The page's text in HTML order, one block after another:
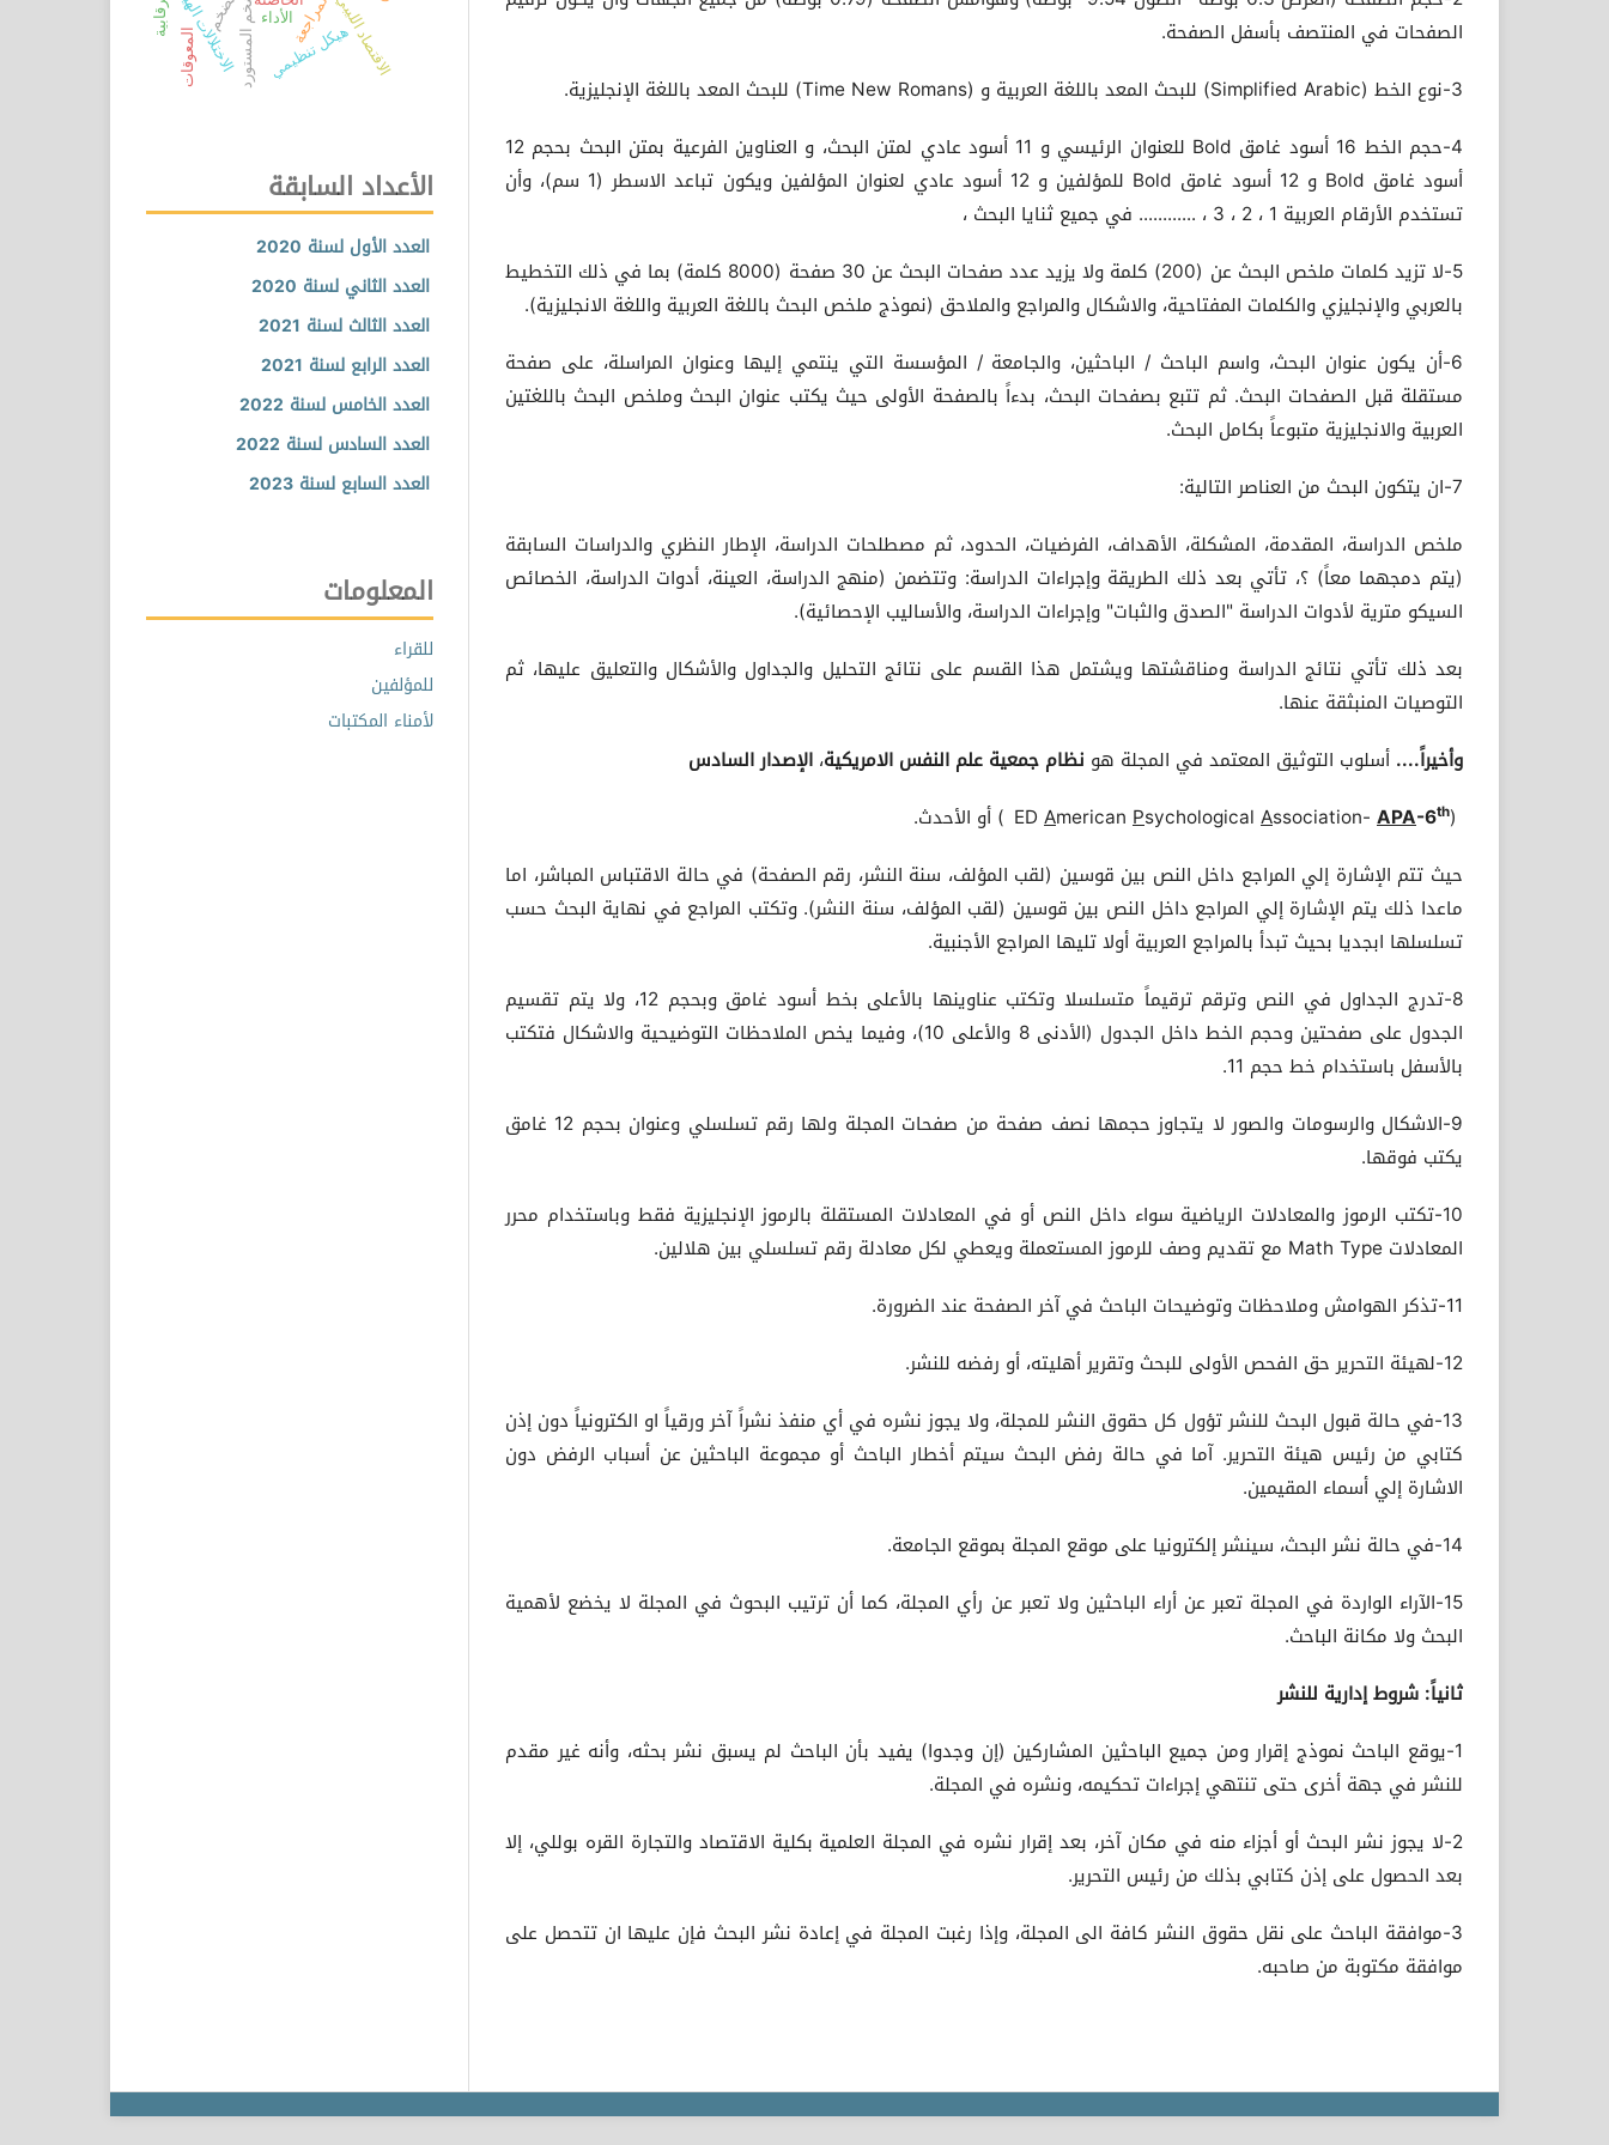
الصفحات في المنتصف بأسفل الصفحة.
3-نوع الخط (Simplified Arabic) للبحث المعد باللغة العربية و (Time New Romans) للبحث المعد باللغة الإنجليزية.
4-حجم الخط 16 أسود غامق Bold للعنوان الرئيسي و 11 أسود عادي لمتن البحث، و العناوين الفرعية بمتن البحث بحجم 12
أسود غامق Bold و 12 أسود غامق Bold للمؤلفين و 12 أسود عادي لعنوان المؤلفين ويكون تباعد الاسطر (1 سم)، وأن
تستخدم الأرقام العربية 1 ، 2 ، 3 ، ............ في جميع ثنايا البحث ،
5-لا تزيد كلمات ملخص البحث عن (200) كلمة ولا يزيد عدد صفحات البحث عن 30 صفحة (8000 كلمة) بما في ذلك التخطيط
بالعربي والإنجليزي والكلمات المفتاحية، والاشكال والمراجع والملاحق (نموذج ملخص البحث باللغة العربية واللغة الانجليزية).
6-أن يكون عنوان البحث، واسم الباحث / الباحثين، والجامعة / المؤسسة التي ينتمي إليها وعنوان المراسلة، على صفحة
مستقلة قبل الصفحات البحث. ثم تتبع بصفحات البحث، بدءاً بالصفحة الأولى حيث يكتب عنوان البحث وملخص البحث باللغتين
العربية والانجليزية متبوعاً بكامل البحث.
7-ان يتكون البحث من العناصر التالية:
ملخص الدراسة، المقدمة، المشكلة، الأهداف، الفرضيات، الحدود، ثم مصطلحات الدراسة، الإطار النظري والدراسات السابقة
(يتم دمجهما معاً) ؟، تأتي بعد ذلك الطريقة وإجراءات الدراسة: وتتضمن (منهج الدراسة، العينة، أدوات الدراسة، الخصائص
السيكو مترية لأدوات الدراسة "الصدق والثبات" وإجراءات الدراسة، والأساليب الإحصائية).
بعد ذلك تأتي نتائج الدراسة ومناقشتها ويشتمل هذا القسم على نتائج التحليل والجداول والأشكال والتعليق عليها، ثم
التوصيات المنبثقة عنها.
وأخيراً.... أسلوب التوثيق المعتمد في المجلة هو نظام جمعية علم النفس الامريكية، الإصدار السادس
(ED
American Psychological Association- APA-6th
) أو الأحدث.
حيث تتم الإشارة إلي المراجع داخل النص بين قوسين (لقب المؤلف، سنة النشر، رقم الصفحة) في حالة الاقتباس المباشر، اما
ماعدا ذلك يتم الإشارة إلي المراجع داخل النص بين قوسين (لقب المؤلف، سنة النشر). وتكتب المراجع في نهاية البحث حسب
تسلسلها ابجديا بحيث تبدأ بالمراجع العربية أولا تليها المراجع الأجنبية.
8-تدرج الجداول في النص وترقم ترقيماً متسلسلا وتكتب عناوينها بالأعلى بخط أسود غامق وبحجم 12، ولا يتم تقسيم
الجدول على صفحتين وحجم الخط داخل الجدول (الأدنى 8 والأعلى 10)، وفيما يخص الملاحظات التوضيحية والاشكال فتكتب
بالأسفل باستخدام خط حجم 11.
9-الاشكال والرسومات والصور لا يتجاوز حجمها نصف صفحة من صفحات المجلة ولها رقم تسلسلي وعنوان بحجم 12 غامق
يكتب فوقها.
10-تكتب الرموز والمعادلات الرياضية سواء داخل النص أو في المعادلات المستقلة بالرموز الإنجليزية فقط وباستخدام محرر
المعادلات Math Type مع تقديم وصف للرموز المستعملة ويعطي لكل معادلة رقم تسلسلي بين هلالين.
11-تذكر الهوامش وملاحظات وتوضيحات الباحث في آخر الصفحة عند الضرورة.
12-لهيئة التحرير حق الفحص الأولى للبحث وتقرير أهليته، أو رفضه للنشر.
13-في حالة قبول البحث للنشر تؤول كل حقوق النشر للمجلة، ولا يجوز نشره في أي منفذ نشراً آخر ورقياً او الكترونياً دون إذن
كتابي من رئيس هيئة التحرير. آما في حالة رفض البحث سيتم أخطار الباحث أو مجموعة الباحثين عن أسباب الرفض دون
الاشارة إلي أسماء المقيمين.
14-في حالة نشر البحث، سينشر إلكترونيا على موقع المجلة بموقع الجامعة.
15-الآراء الواردة في المجلة تعبر عن أراء الباحثين ولا تعبر عن رأي المجلة، كما أن ترتيب البحوث في المجلة لا يخضع لأهمية
البحث ولا مكانة الباحث.
ثانياً: شروط إدارية للنشر
1-يوقع الباحث نموذج إقرار ومن جميع الباحثين المشاركين (إن وجدوا) يفيد بأن الباحث لم يسبق نشر بحثه، وأنه غير مقدم
للنشر في جهة أخرى حتى تنتهي إجراءات تحكيمه، ونشره في المجلة.
2-لا يجوز نشر البحث أو أجزاء منه في مكان آخر، بعد إقرار نشره في المجلة العلمية بكلية الاقتصاد والتجارة القره بوللي، إلا
بعد الحصول على إذن كتابي بذلك من رئيس التحرير.
3-موافقة الباحث على نقل حقوق النشر كافة الى المجلة، وإذا رغبت المجلة في إعادة نشر البحث فإن عليها ان تتحصل على
موافقة مكتوبة من صاحبه.
التضخم المستوردالاختلالات الهيكلية الاقتصاد الليبيهيكل تنظيمي
الأداء
المعوقات
الأعداد السابقة
العدد الأول لسنة 2020
العدد الثاني لسنة 2020
العدد الثالث لسنة 2021
العدد الرابع لسنة 2021
العدد الخامس لسنة 2022
العدد السادس لسنة 2022
العدد السابع لسنة 2023
المعلومات
للقراء
للمؤلفين
لأمناء المكتبات